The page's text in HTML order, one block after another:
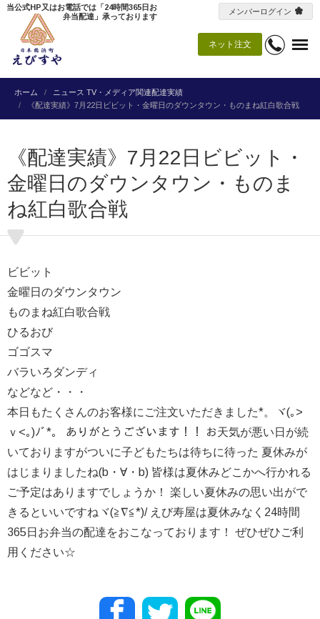
ネット注文
当公式HP又はお電話では「24時間365日お
弁当配達」承っております
メンバーログイン
ホーム ニュース TV・メディア関連配達実績
《配達実績》7月22日ビビット・金曜日のダウンタウン・ものまね紅白歌合戦
《配達実績》7月22日ビビット・
金曜日のダウンタウン・ものま
ね紅白歌合戦
ビビット
金曜日のダウンタウン
ものまね紅白歌合戦
ひるおび
ゴゴスマ
バラいろダンディ
などなど・・・
本日もたくさんのお客様にご注文いただきました*。ヾ(｡>
ｖ<｡)ﾉﾞ*。 ありがとうございます！！ お天気が悪い日が続
いておりますがついに子どもたちは待ちに待った 夏休みが
はじまりましたね(b・∀・b) 皆様は夏休みどこかへ行かれる
ご予定はありますでしょうか！ 楽しい夏休みの思い出がで
きるといいですねヾ(≧∇≦*)/ えび寿屋は夏休みなく24時間
365日お弁当の配達をおこなっております！ ぜひぜひご利
用ください☆